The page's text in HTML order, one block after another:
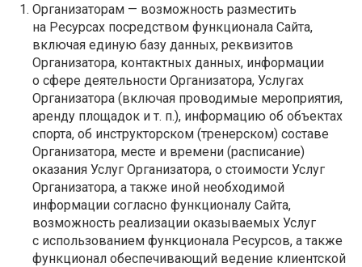
Организаторам — возможность разместить
на Ресурсах посредством функционала Сайта,
включая единую базу данных, реквизитов
Организатора, контактных данных, информации
о сфере деятельности Организатора, Услугах
Организатора (включая проводимые мероприятия,
аренду площадок и т. п.), информацию об объектах
спорта, об инструкторском (тренерском) составе
Организатора, месте и времени (расписание)
оказания Услуг Организатора, о стоимости Услуг
Организатора, а также иной необходимой
информации согласно функционалу Сайта,
возможность реализации оказываемых Услуг
с использованием функционала Ресурсов, а также
функционал обеспечивающий ведение клиентской